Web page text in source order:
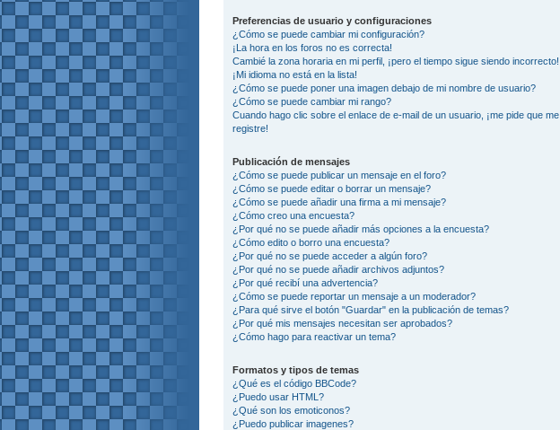
Preferencias de usuario y configuraciones
¿Cómo se puede cambiar mi configuración?
¡La hora en los foros no es correcta!
Cambié la zona horaria en mi perfil, ¡pero el tiempo sigue siendo incorrecto!
¡Mi idioma no está en la lista!
¿Cómo se puede poner una imagen debajo de mi nombre de usuario?
¿Cómo se puede cambiar mi rango?
Cuando hago clic sobre el enlace de e-mail de un usuario, ¡me pide que me
registre!
Publicación de mensajes
¿Cómo se puede publicar un mensaje en el foro?
¿Cómo se puede editar o borrar un mensaje?
¿Cómo se puede añadir una firma a mi mensaje?
¿Cómo creo una encuesta?
¿Por qué no se puede añadir más opciones a la encuesta?
¿Cómo edito o borro una encuesta?
¿Por qué no se puede acceder a algún foro?
¿Por qué no se puede añadir archivos adjuntos?
¿Por qué recibí una advertencia?
¿Cómo se puede reportar un mensaje a un moderador?
¿Para qué sirve el botón "Guardar" en la publicación de temas?
¿Por qué mis mensajes necesitan ser aprobados?
¿Cómo hago para reactivar un tema?
Formatos y tipos de temas
¿Qué es el código BBCode?
¿Puedo usar HTML?
¿Qué son los emoticonos?
¿Puedo publicar imagenes?